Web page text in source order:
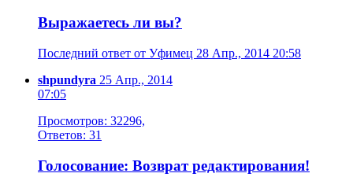
Выражаетесь ли вы?
Последний ответ от Уфимец 28 Апр., 2014 20:58
shpundyra 25 Апр., 2014
07:05
Просмотров: 32296,
Ответов: 31
Голосование: Возврат редактирования!